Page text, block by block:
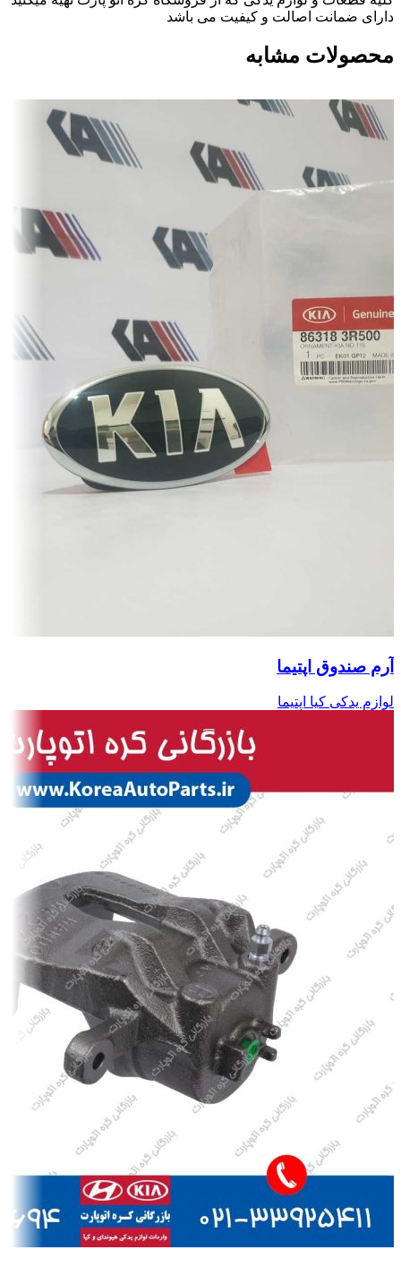
دارای ضمانت اصالت و کیفیت می باشد
محصولات مشابه
آرم صندوق اپتیما
لوازم یدکی کیا اپتیما